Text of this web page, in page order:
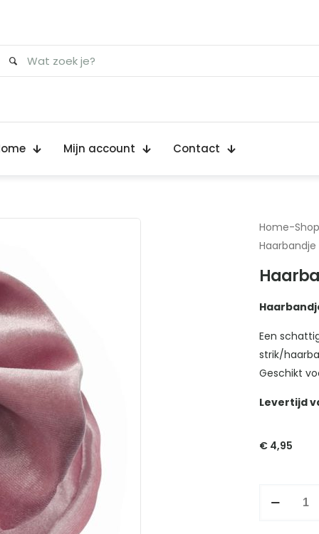
Mijn account Contact
Home-Shop
Een
strik/
Geschikt
Levertijd
€ 4,95